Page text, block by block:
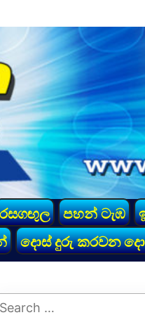
රසගඟුල පහන් ටැඹ
දොස් දුරු කරවන